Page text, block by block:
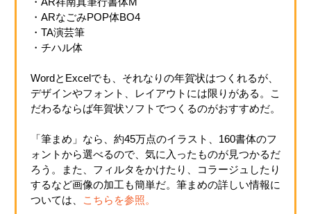
・ARなごみPOP体BO4
・TA演芸筆
・チハル体
WordとExcelでも、それなりの年賀状はつくれるが、
デザインやフォント、レイアウトには限りがある。こ
だわるならば年賀状ソフトでつくるのがおすすめだ。
「筆まめ」なら、約45万点のイラスト、160書体のフ
ォントから選べるので、気に入ったものが見つかるだ
ろう。また、フィルタをかけたり、コラージュしたり
するなど画像の加工も簡単だ。筆まめの詳しい情報に
ついては、
こちらを参照。